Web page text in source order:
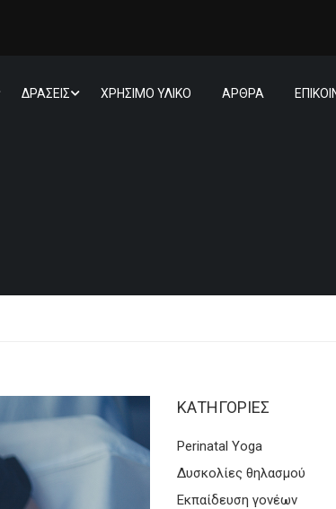
ΔΡΑΣΕΙΣ ΧΡΗΣΙΜΟ ΥΛΙΚΟ ΑΡΘΡΑ
KΑΤΗΓΟΡΊΕΣ
Perinatal Yoga
Δυσκολίες θηλασμού
Εκπαίδευση γονέων